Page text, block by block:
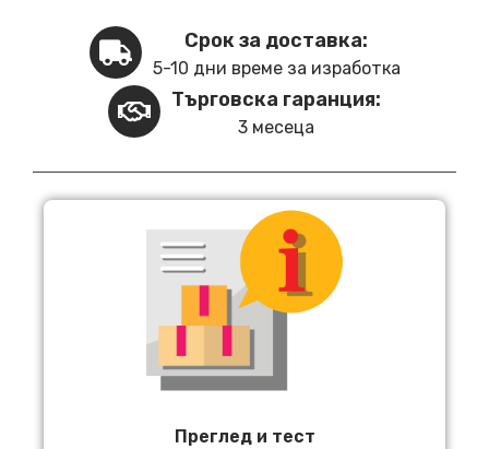
Срок за доставка:
5-10 дни време за изработка
Търговска гаранция:
3 месеца
Преглед и тест